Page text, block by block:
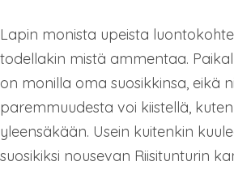
Lapin monista upeista
todellakin mistä ammentaa.
on monilla oma suosikkinsa, eikä
paremmuudesta voi kiistellä,
yleensäkään. Usein kuitenkin
suosikiksi nousevan Riisitunturin